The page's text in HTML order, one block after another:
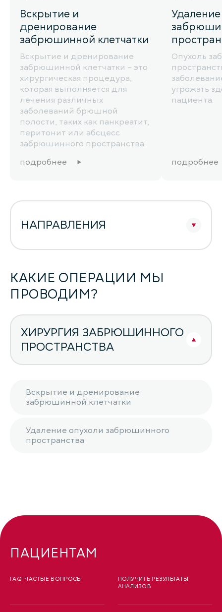
Вскрытие и
дренирование
забрюшинной клетчатки
Вскрытие и дренирование
забрюшинной клетчатки – это
хирургическая процедура,
которая выполняется для
лечения различных
заболеваний брюшной
полости, таких как панкреатит,
перитонит или абсцесс
забрюшинного пространства.
подробнее
Опухоль
угрожать
пациента.
подробнее
НАПРАВЛЕНИЯ
КАКИЕ ОПЕРАЦИИ МЫ
ПРОВОДИМ?
ХИРУРГИЯ ЗАБРЮШИННОГО
ПРОСТРАНСТВА
Вскрытие и дренирование
забрюшинной клетчатки
Удаление опухоли забрюшинного
пространства
ПАЦИЕНТАМ
FAQ-ЧАСТЫЕ ВОПРОСЫ
ПОЛУЧИТЬ РЕЗУЛЬТАТЫ
АНАЛИЗОВ